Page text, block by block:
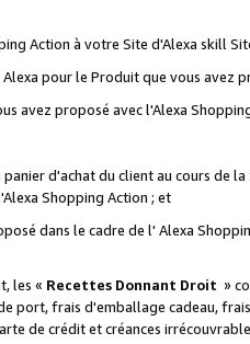
Action à votre Site d'Alexa skill
pour le Produit que vous avez
avez proposé avec l'Alexa
d'achat du client au cours de
Shopping Action ; et
dans le cadre de l' Alexa
les « Recettes Donnant Droit »
port, frais d'emballage cadeau,
de crédit et créances